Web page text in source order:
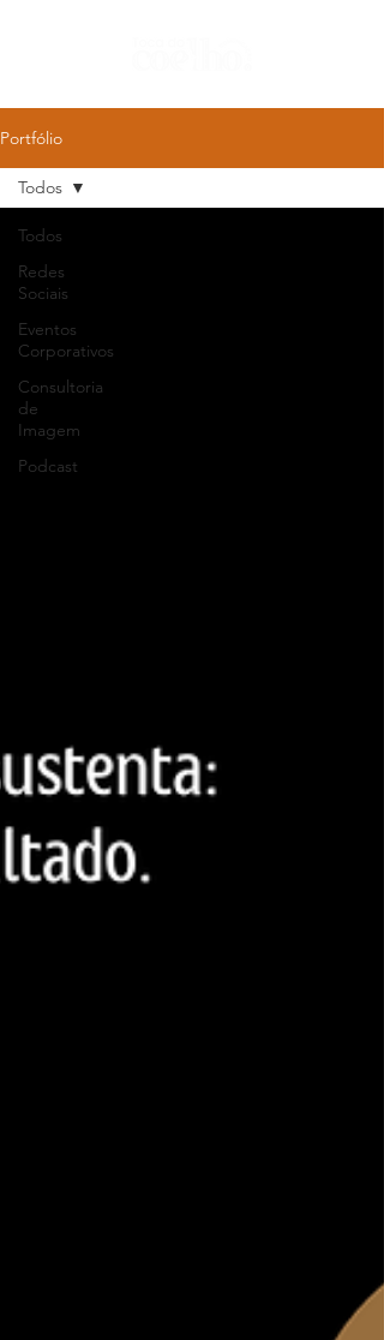
Portfólio
Todos
Redes
Sociais
Eventos
Corporativos
Consultoria
de
Imagem
Podcast
Todos